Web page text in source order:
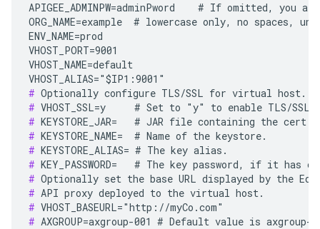
APIGEE_ADMINPW=adminPword    # If omitted, you
ORG_NAME=example  # lowercase only, no spaces,
ENV_NAME=prod
VHOST_PORT=9001
VHOST_NAME=default
#
#
#
#
#
#
#
#
#
# AXGROUP=axgroup-001 # Default value is axgroup-